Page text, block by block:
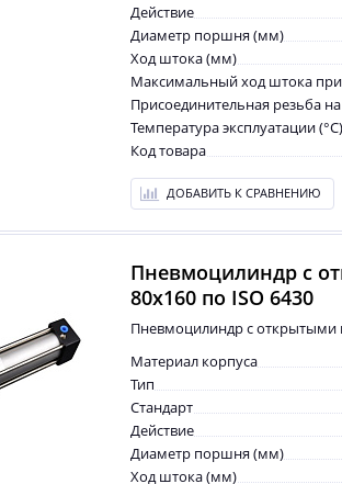
Действие
Диаметр поршня (мм)
Ход штока (мм)
Максимальный ход штока при
Присоединительная резьба
Температура эксплуатации (°С)
Код товара
ДОБАВИТЬ К СРАВНЕНИЮ
Пневмоцилиндр с
80x160 по ISO 6430
Пневмоцилиндр с открытыми
Материал корпуса
Тип
Стандарт
Действие
Диаметр поршня (мм)
Ход штока (мм)